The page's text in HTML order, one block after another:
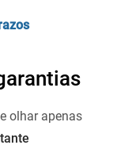
olhar apenas